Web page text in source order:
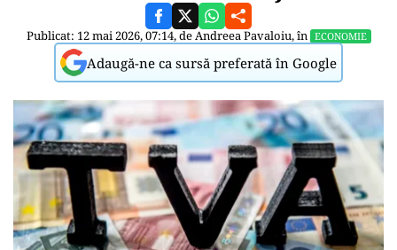
Publicat: 12 mai 2026, 07:14, deAndreea Pavaloiu, în ECONOMIE
Adaugă-ne ca sursă preferată în Google